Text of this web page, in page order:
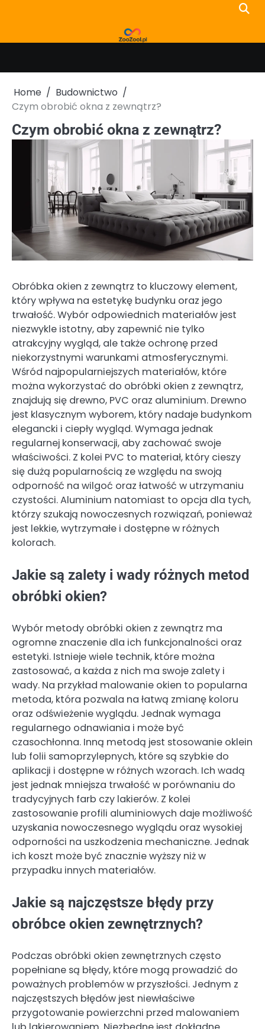
Home
Budownictwo
Czym obrobić okna z zewnątrz?
Czym obrobić okna z zewnątrz?
Obróbka okien z zewnątrz to kluczowy element,
który wpływa na estetykę budynku oraz jego
trwałość. Wybór odpowiednich materiałów jest
niezwykle istotny, aby zapewnić nie tylko
atrakcyjny wygląd, ale także ochronę przed
niekorzystnymi warunkami atmosferycznymi.
Wśród najpopularniejszych materiałów, które
można wykorzystać do obróbki okien z zewnątrz,
znajdują się drewno, PVC oraz aluminium. Drewno
jest klasycznym wyborem, który nadaje budynkom
elegancki i ciepły wygląd. Wymaga jednak
regularnej konserwacji, aby zachować swoje
właściwości. Z kolei PVC to materiał, który cieszy
się dużą popularnością ze względu na swoją
odporność na wilgoć oraz łatwość w utrzymaniu
czystości. Aluminium natomiast to opcja dla tych,
którzy szukają nowoczesnych rozwiązań, ponieważ
jest lekkie, wytrzymałe i dostępne w różnych
kolorach.
Jakie są zalety i wady różnych metod
obróbki okien?
Wybór metody obróbki okien z zewnątrz ma
ogromne znaczenie dla ich funkcjonalności oraz
estetyki. Istnieje wiele technik, które można
zastosować, a każda z nich ma swoje zalety i
wady. Na przykład malowanie okien to popularna
metoda, która pozwala na łatwą zmianę koloru
oraz odświeżenie wyglądu. Jednak wymaga
regularnego odnawiania i może być
czasochłonna. Inną metodą jest stosowanie oklein
lub folii samoprzylepnych, które są szybkie do
aplikacji i dostępne w różnych wzorach. Ich wadą
jest jednak mniejsza trwałość w porównaniu do
tradycyjnych farb czy lakierów. Z kolei
zastosowanie profili aluminiowych daje możliwość
uzyskania nowoczesnego wyglądu oraz wysokiej
odporności na uszkodzenia mechaniczne. Jednak
ich koszt może być znacznie wyższy niż w
przypadku innych materiałów.
Jakie są najczęstsze błędy przy
obróbce okien zewnętrznych?
Podczas obróbki okien zewnętrznych często
popełniane są błędy, które mogą prowadzić do
poważnych problemów w przyszłości. Jednym z
najczęstszych błędów jest niewłaściwe
przygotowanie powierzchni przed malowaniem